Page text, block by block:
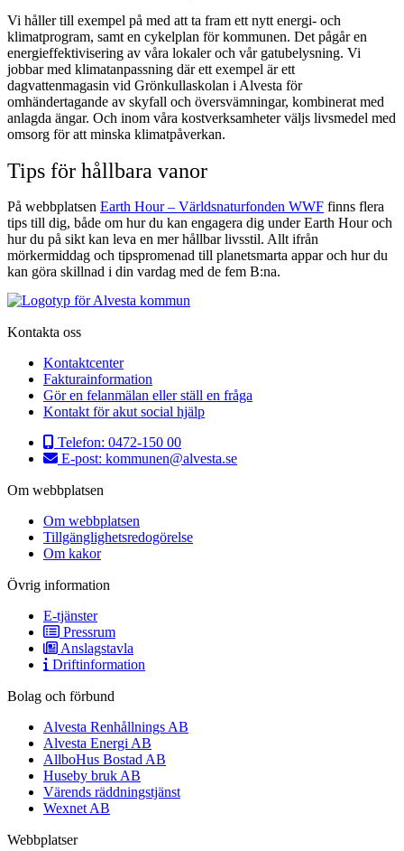
Vi håller till exempel på med att ta fram ett nytt energi- och
klimatprogram, samt en cykelplan för kommunen. Det pågår en
energieffektivisering av våra lokaler och vår gatubelysning. Vi
jobbar med klimatanpassning där ett exempel är ett
dagvattenmagasin vid Grönkullaskolan i Alvesta för
omhändertagande av skyfall och översvämningar, kombinerat med
anlagda ängar. Och inom våra kostverksamheter väljs livsmedel med
omsorg för att minska klimatpåverkan.
Tips för hållbara vanor
På webbplatsen Earth Hour – Världsnaturfonden WWF finns flera
tips till dig, både om hur du kan engagera dig under Earth Hour och
hur du på sikt kan leva en mer hållbar livsstil. Allt ifrån
mörkermiddag och tipspromenad till planetsmarta appar och hur du
kan göra skillnad i din vardag med de fem B:na.
Kontakta oss
Kontaktcenter
Fakturainformation
Gör en felanmälan eller ställ en fråga
Kontakt för akut social hjälp
Telefon: 0472-150 00
E-post: kommunen@alvesta.se
Om webbplatsen
Om webbplatsen
Tillgänglighetsredogörelse
Om kakor
Övrig information
E-tjänster
Pressrum
Anslagstavla
Driftinformation
Bolag och förbund
Alvesta Renhållnings AB
Alvesta Energi AB
AllboHus Bostad AB
Huseby bruk AB
Värends räddningstjänst
Wexnet AB
Webbplatser